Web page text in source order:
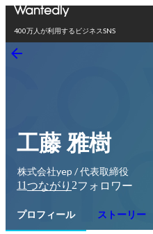
400万人が利用するビジネスSNS
工藤 雅樹
株式会社yep / 代表取締役
11つながり 2フォロワー
プロフィール ストーリー